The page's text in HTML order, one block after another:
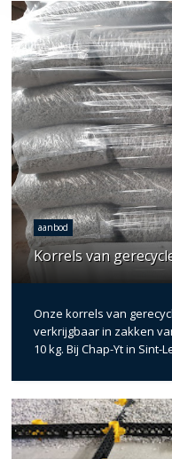
aanbod
Korrels van
Onze korrels van
verkrijgbaar in zakken
10 kg. Bij Chap-Yt in Sint-